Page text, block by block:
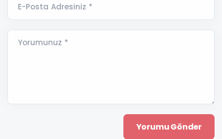
E-Posta Adresiniz *
Yorumunuz *